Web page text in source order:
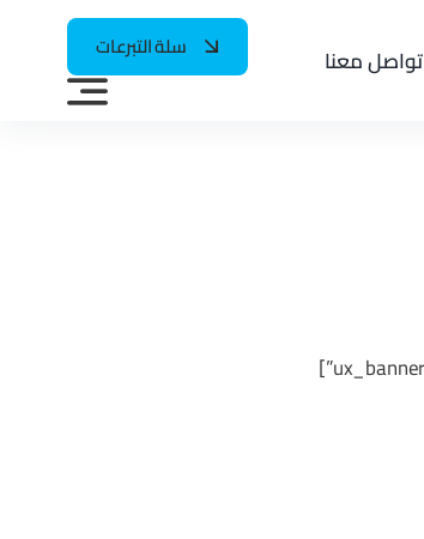
تواصل معنا سلة التبرعات